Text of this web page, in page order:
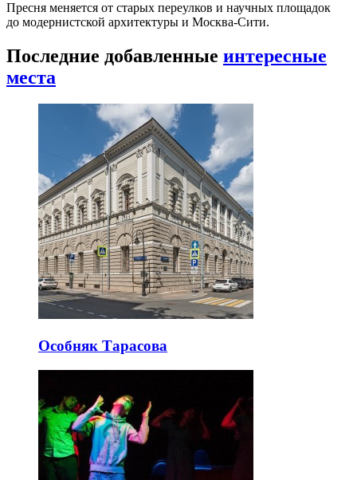
Пресня меняется от старых переулков и научных площадок
до модернистской архитектуры и Москва-Сити.
Последние добавленные интересные
места
Особняк Тарасова